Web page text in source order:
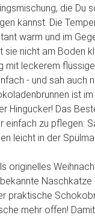
die Du
kannst. Die
warm und im
sie nicht am Boden
mit leckerem
- und sah auch
ist
Hingucker! Das
einfach zu pflegen:
leicht in der
originelles
Naschkatze
praktische
mehr offen!